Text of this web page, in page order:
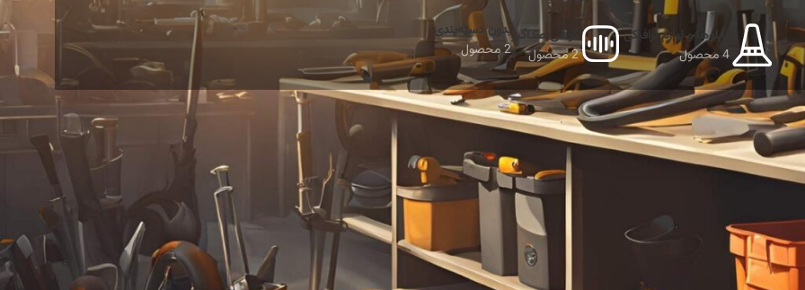
تابلوها و لوازم ترافیکی
4 محصول
گوشی صداگیر
2 محصول
بدون دسته‌بندی
2 محصول
نشانیوحفاظت فردی دارای کامل‌ترین و متنوع‌ترین محصولات با پایین‌ترین قیمت و بالاترین کیفیت در کشور.
نمایش دهید 9
24